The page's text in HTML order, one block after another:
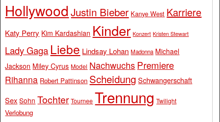
Hollywood Justin Bieber Kanye West Karriere
Katy Perry Kim Kardashian Kinder Konzert Kristen Stewart
Lady Gaga Liebe Lindsay Lohan Madonna Michael
Jackson Miley Cyrus Model Nachwuchs Premiere
Rihanna Robert Pattinson Scheidung Schwangerschaft
Sex Sohn Tochter Tournee Trennung Twilight
Verlobung